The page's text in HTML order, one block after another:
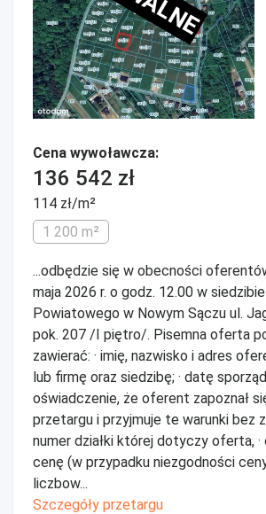
Cena wywoławcza:
136 542 zł
114 zł/m²
1 200 m²
...odbędzie się w obecności
maja 2026 r. o godz. 12.00 w
Powiatowego w Nowym Sączu ul.
pok. 207 /I piętro/. Pisemna oferta
zawierać: · imię, nazwisko i adres
lub firmę oraz siedzibę; · datę
oświadczenie, że oferent zapoznał
przetargu i przyjmuje te warunki bez
numer działki której dotyczy oferta,
cenę (w przypadku niezgodności
liczbow...
Szczegóły przetargu